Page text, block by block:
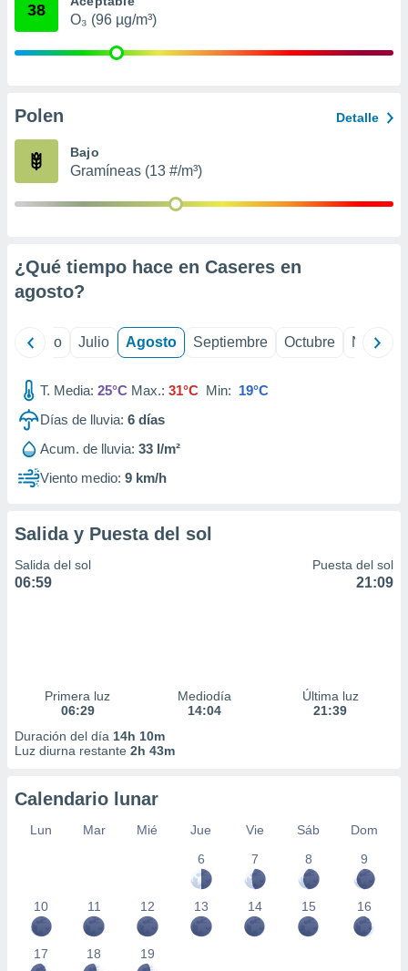
publicidad
de
1199
38
O₃ (96 µg/m³)
Polen Detalle
Bajo
Gramíneas (13 #/m³)
¿Qué tiempo hace en Caseres en
agosto?
Junio Julio Agosto Septiembre Octubre
T. Media: 25°C Max.: 31°C Min: 19°C
Días de lluvia: 6 días
Acum. de lluvia: 33 l/m²
Viento medio: 9 km/h
Salida y Puesta del sol
Salida del sol
06:59
Puesta del sol
21:09
Primera luz
06:29
Mediodía
14:04
Última luz
21:39
Duración del día 14h 10m
Luz diurna restante 2h 43m
Calendario lunar
Lun Mar Mié Jue Vie Sáb
Dom
6
7 8 9
10 11 12 13 14 15 16
17 18 19